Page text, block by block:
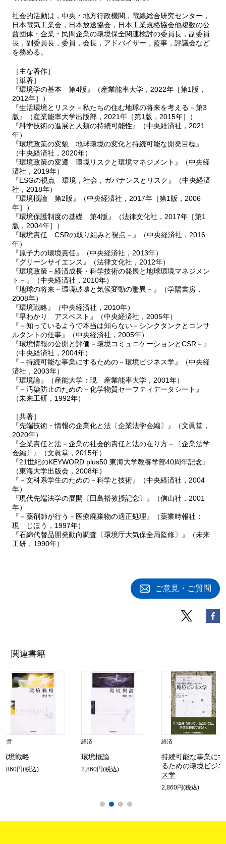
社会的活動は，中央・地方行政機関，電線総合研究センター，
日本電気工業会，日本放送協会，日本工業規格協会他複数の公
益団体・企業・民間企業の環境保全関連検討の委員長，副委員
長，副委員長，委員，会長，アドバイザー，監事，評議会など
を務める。
［主な著作］
［単著］
『環境学の基本 第4版』（産業能率大学，2022年［第1版，
2012年］）
『生活環境とリスク－私たちの住む地球の将来を考える－第3
版』（産業能率大学出版部，2021年［第1版，2015年］）
『科学技術の進展と人類の持続可能性』（中央経済社，2021
年）
『環境政策の変貌 地球環境の変化と持続可能な開発目標』
（中央経済社，2020年）
『環境政策の変遷 環境リスクと環境マネジメント』（中央経
済社，2019年）
『ESGの視点 環境，社会，ガバナンスとリスク』（中央経済
社，2018年）
『環境概論 第2版』（中央経済社，2017年［第1版，2006
年］）
『環境保護制度の基礎 第4版』（法律文化社，2017年［第1
版，2004年］）
『環境責任 CSRの取り組みと視点－』（中央経済社，2016
年）
『原子力の環境責任』（中央経済社，2013年）
『グリーンサイエンス』（法律文化社，2012年）
『環境政策－経済成長・科学技術の発展と地球環境マネジメン
ト－』（中央経済社，2010年）
『地球の将来－環境破壊と気候変動の驚異－』（学陽書房，
2008年）
『環境戦略』（中央経済社，2010年）
『早わかり アスベスト』（中央経済社，2005年）
『－知っているようで本当は知らない－シンクタンクとコンサ
ルタントの仕事』（中央経済社，2005年）
『環境情報の公開と評価－環境コミュニケーションとCSR－』
（中央経済社，2004年）
『－持続可能な事業にするための－環境ビジネス学』（中央経
済社，2003年）
『環境論』（産能大学：現 産業能率大学，2001年）
『－汚染防止のための－化学物質セーフティデータシート』
（未来工研，1992年）
［共著］
『先端技術・情報の企業化と法〔企業法学会編〕』（文眞堂，
2020年）
『企業責任と法－企業の社会的責任と法の在り方－〔企業法学
会編〕』（文眞堂，2015年）
『21世紀のKEYWORD plus50 東海大学教養学部40周年記念』
（東海大学出版会，2008年）
『－文科系学生のための－科学と技術』（中央経済社，2004
年）
『現代先端法学の展開〔田島裕教授記念〕』（信山社，2001
年）
『－薬剤師が行う－医療廃棄物の適正処理』（薬業時報社：
現 じほう，1997年）
『石綿代替品開発動向調査〔環境庁大気保全局監修〕』（未来
工研，1990年）
ご意見・ご質問
関連書籍
経営
環境戦略
2,860円(税込)
経済
環境概論
2,860円(税込)
経済
持続可能な事業にす
るための環境ビジネ
ス学
2,860円(税込)